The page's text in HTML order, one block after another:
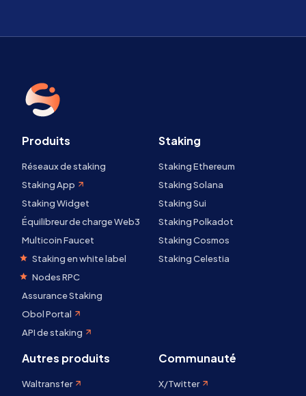
Produits
Réseaux de staking
Staking App
Staking Widget
Équilibreur de charge Web3
Multicoin Faucet
Staking en white label
Nodes RPC
Assurance Staking
Obol Portal
API de staking
Staking
Staking Ethereum
Staking Solana
Staking Sui
Staking Polkadot
Staking Cosmos
Staking Celestia
Autres produits
Waltransfer
Communauté
X/Twitter